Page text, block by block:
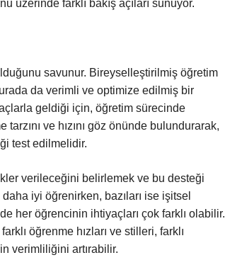
üzerinde farklı bakış açıları sunuyor.
savunur. Bireyselleştirilmiş öğretim
da verimli ve optimize edilmiş bir
geldiği için, öğretim sürecinde
ve hızını göz önünde bulundurarak,
test edilmelidir.
verileceğini belirlemek ve bu desteği
iyi öğrenirken, bazıları ise işitsel
her öğrencinin ihtiyaçları çok farklı olabilir.
öğrenme hızları ve stilleri, farklı
verimliliğini artırabilir.